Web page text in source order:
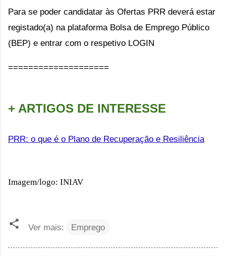
Para se poder candidatar às Ofertas PRR deverá estar
registado(a) na plataforma Bolsa de Emprego Público
(BEP) e entrar com o respetivo LOGIN
====================
+ ARTIGOS DE INTERESSE
PRR: o que é o Plano de Recuperação e Resiliência
Imagem/logo: INIAV
Ver mais: Emprego